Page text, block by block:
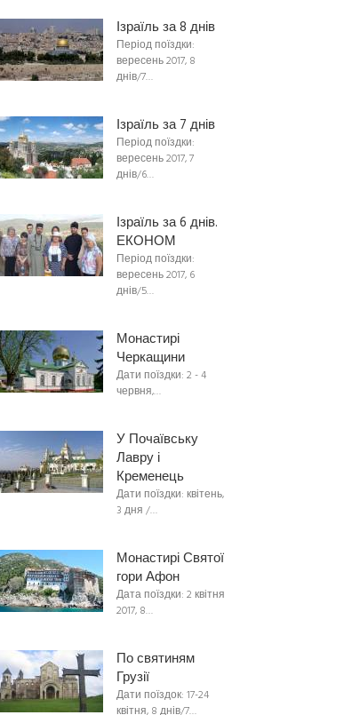
Ізраїль за 8 днів
Період поїздки:
вересень 2017, 8
днів/7…
Ізраїль за 7 днів
Період поїздки:
вересень 2017, 7
днів/6…
Ізраїль за 6 днів.
ЕКОНОМ
Період поїздки:
вересень 2017, 6
днів/5…
Монастирі
Черкащини
Дати поїздки: 2 - 4
червня,…
У Почаївську
Лавру і
Кременець
Дати поїздки: квітень,
3 дня /…
Монастирі Святої
гори Афон
Дата поїздки: 2 квітня
2017, 8…
По святиням
Грузії
Дати поїздок: 17-24
квітня, 8 днів/7…